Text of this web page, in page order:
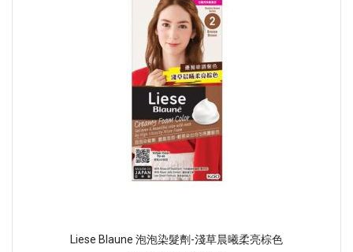
Liese Blaune 泡泡染髮劑-淺草晨曦柔亮棕色